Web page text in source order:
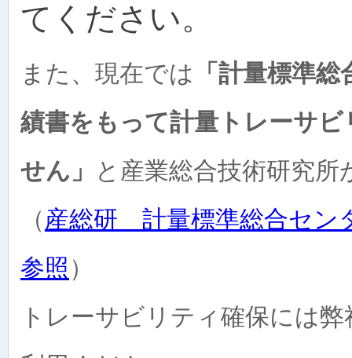
てください。
また、現在では 「計量標準
績書をもって計量トレーサ
せん」
と産業総合技術研究
（ 産総研 計量標準総合セ
参照 ）
トレーサビリティ確保には